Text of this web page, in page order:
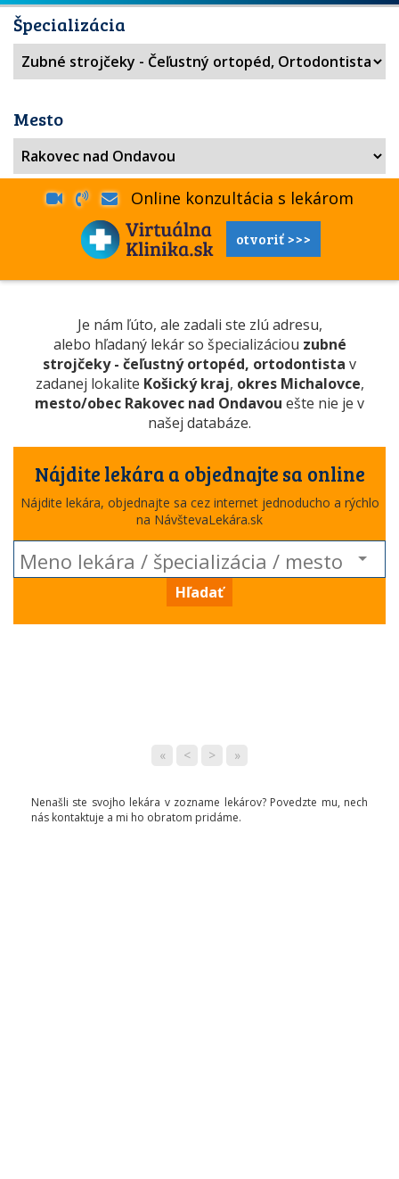
Špecializácia
Mesto
Online konzultácia s lekárom
otvoriť >>>
Je nám ľúto, ale zadali ste zlú adresu,
alebo hľadaný lekár so špecializáciou zubné
strojčeky - čeľustný ortopéd, ortodontista v
zadanej lokalite Košický kraj, okres Michalovce,
mesto/obec Rakovec nad Ondavou ešte nie je v
našej databáze.
Nájdite lekára a objednajte sa online
Nájdite lekára, objednajte sa cez internet jednoducho a rýchlo
na NávštevaLekára.sk
Hľadať
« < > »
Nenašli ste svojho lekára v zozname lekárov? Povedzte mu, nech
nás kontaktuje a mi ho obratom pridáme.